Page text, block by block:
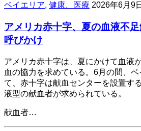
ベイエリア, 健康、医療 2026年6月9日
アメリカ赤十字、夏の血液不
呼びかけ
アメリカ赤十字は、夏にかけて血液
血の協力を求めている。6月の間、
て、赤十字は献血センターを設置す
液型の献血者が求められている。
献血者…